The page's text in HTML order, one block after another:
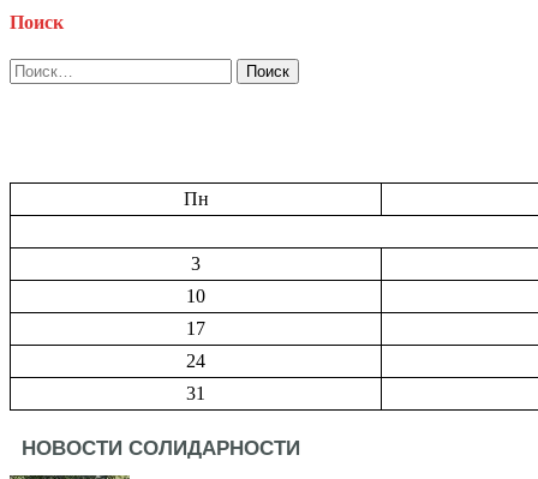
Поиск
Найти:
Пн
3
10
17
24
31
НОВОСТИ СОЛИДАРНОСТИ